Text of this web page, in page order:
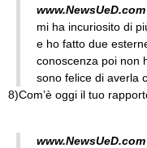
www.NewsUeD.com
mi ha incuriosito di
e ho fatto due
conoscenza poi non
sono felice di averla
8)Com’è oggi il tuo
www.NewsUeD.com